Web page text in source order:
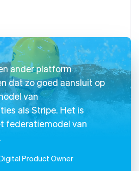
ander platform
dat zo goed aansluit op
van
als Stripe. Het is
federatiemodel van
Product Owner